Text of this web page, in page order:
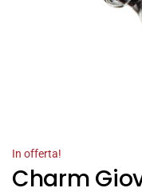
In offerta!
Charm